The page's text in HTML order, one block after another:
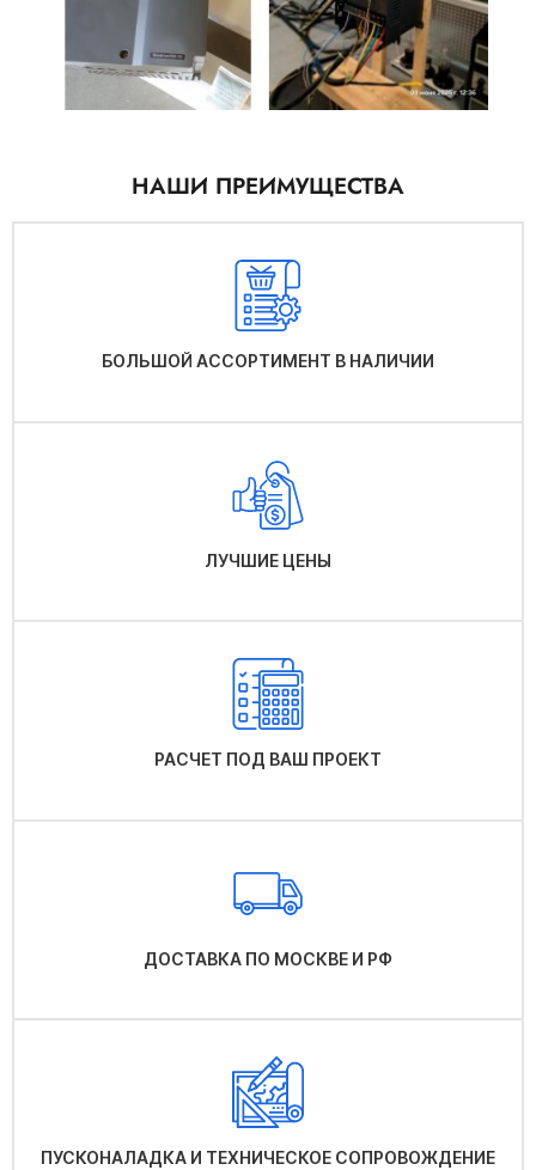
НАШИ ПРЕИМУЩЕСТВА
БОЛЬШОЙ АССОРТИМЕНТ В НАЛИЧИИ
ЛУЧШИЕ ЦЕНЫ
РАСЧЕТ ПОД ВАШ ПРОЕКТ
ДОСТАВКА ПО МОСКВЕ И РФ
ПУСКОНАЛАДКА И ТЕХНИЧЕСКОЕ СОПРОВОЖДЕНИЕ